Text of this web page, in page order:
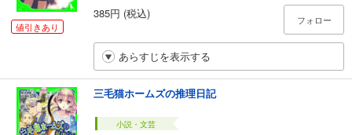
値引きあり
385円 (税込)
フォロー
あらすじを表示する
三毛猫ホームズの推理日記
小説・文芸